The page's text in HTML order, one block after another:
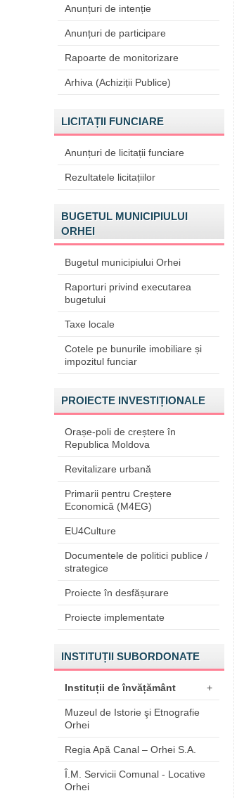
Anunțuri de intenție
Anunțuri de participare
Rapoarte de monitorizare
Arhiva (Achiziții Publice)
LICITAȚII FUNCIARE
Anunțuri de licitații funciare
Rezultatele licitațiilor
BUGETUL MUNICIPIULUI
ORHEI
Bugetul municipiului Orhei
Raporturi privind executarea
bugetului
Taxe locale
Cotele pe bunurile imobiliare și
impozitul funciar
PROIECTE INVESTIȚIONALE
Orașe-poli de creștere în
Republica Moldova
Revitalizare urbană
Primarii pentru Creștere
Economică (M4EG)
EU4Culture
Documentele de politici publice /
strategice
Proiecte în desfășurare
Proiecte implementate
INSTITUȚII SUBORDONATE
Instituții de învățământ +
Muzeul de Istorie şi Etnografie
Orhei
Regia Apă Canal – Orhei S.A.
Î.M. Servicii Comunal - Locative
Orhei